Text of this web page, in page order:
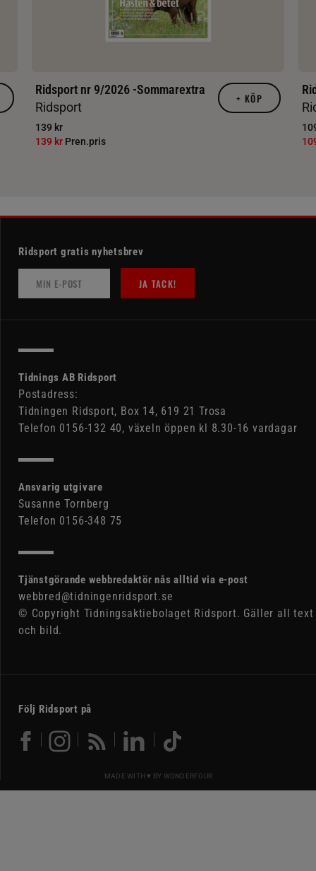
Ridsport nr 9/2026 -Sommarextra
Ridsport
139 kr
139 kr Pren.pris
+ KÖP
Ridsport gratis nyhetsbrev
JA TACK!
Tidnings AB Ridsport
Postadress:
Tidningen Ridsport, Box 14, 619 21 Trosa
Telefon 0156-132 40, växeln öppen kl 8.30-16 vardagar
Ansvarig utgivare
Susanne Tornberg
Telefon 0156-348 75
Tjänstgörande webbredaktör nås alltid via e-post
webbred@tidningenridsport.se
© Copyright Tidningsaktiebolaget Ridsport. Gäller all text
och bild.
Följ Ridsport på
MADE WITH ♥ BY WONDERFOUR